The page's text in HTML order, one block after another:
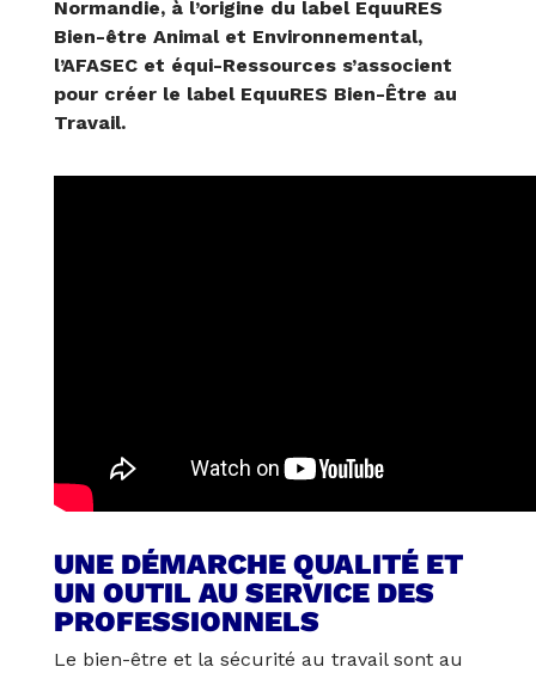
Normandie, à l’origine du label EquuRES
Bien-être Animal et Environnemental,
l’AFASEC et équi-Ressources s’associent
pour créer le label EquuRES Bien-Être au
Travail.
UNE DÉMARCHE QUALITÉ ET
UN OUTIL AU SERVICE DES
PROFESSIONNELS
Le bien-être et la sécurité au travail sont au